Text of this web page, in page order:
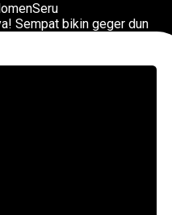
Sempat bikin geger dun